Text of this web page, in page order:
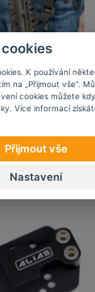
Sentry
pásek pro
popruhu -
2 090 Kč
K používání
na „Přijmout vše“.
cookies můžete
Více informací
Přijmout vše
Nastavení